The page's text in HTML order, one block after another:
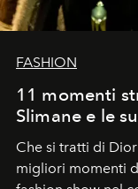
FASHION
11 momenti
Slimane e le
Che si tratti di
migliori momenti